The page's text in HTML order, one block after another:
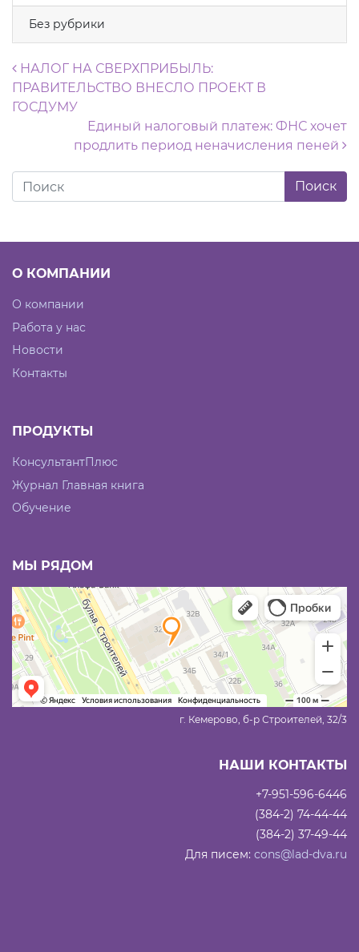
Без рубрики
Навигация по записям
НАЛОГ НА СВЕРХПРИБЫЛЬ:
ПРАВИТЕЛЬСТВО ВНЕСЛО ПРОЕКТ В
ГОСДУМУ
Единый налоговый платеж: ФНС хочет
продлить период неначисления пеней
О КОМПАНИИ
О компании
Работа у нас
Новости
Контакты
ПРОДУКТЫ
КонсультантПлюс
Журнал Главная книга
Обучение
МЫ РЯДОМ
г. Кемерово, б-р Строителей, 32/3
НАШИ КОНТАКТЫ
+7-951-596-6446
(384-2) 74-44-44
(384-2) 37-49-44
Для писем: cons@lad-dva.ru